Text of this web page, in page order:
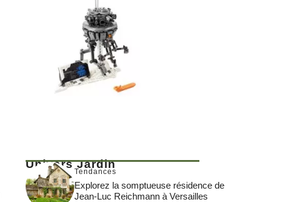
Univers Jardin
Tendances
Explorez la somptueuse résidence de
Jean-Luc Reichmann à Versailles